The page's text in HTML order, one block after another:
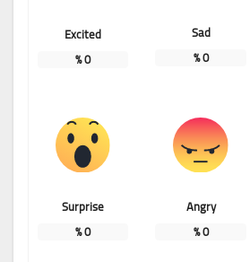
Sad
0
%
Excited
0
%
Angry
0
%
Surprise
0
%